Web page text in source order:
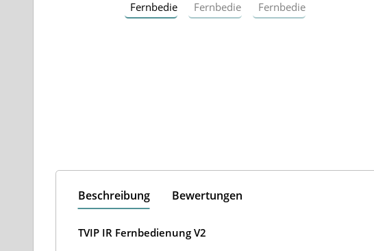
Beschreibung Bewertungen
TVIP IR Fernbedienung V2